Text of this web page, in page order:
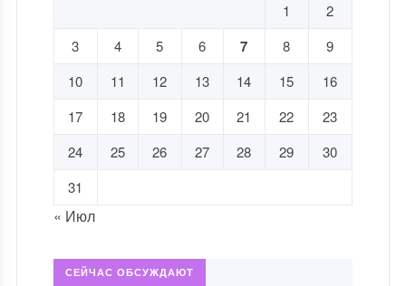
1
2
3
4 5 6 7 8
9
10
11 12 13 14 15
16
17
18 19 20 21 22
23
24
25 26 27 28 29
30
31
« Июл
СЕЙЧАС ОБСУЖДАЮТ